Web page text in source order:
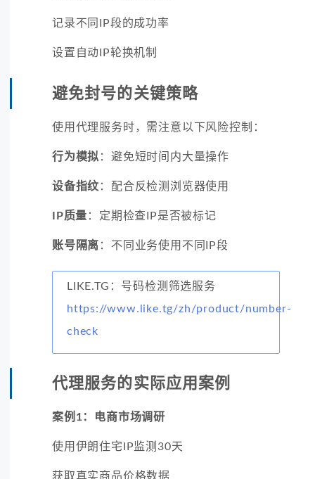
记录不同IP段的成功率
设置自动IP轮换机制
避免封号的关键策略
使用代理服务时，需注意以下风险控制：
行为模拟 ：避免短时间内大量操作
设备指纹 ：配合反检测浏览器使用
IP质量 ：定期检查IP是否被标记
账号隔离 ：不同业务使用不同IP段
LIKE.TG：号码检测筛选服务
https://www.like.tg/zh/product/number-
check
代理服务的实际应用案例
案例1：电商市场调研
使用伊朗住宅IP监测30天
获取真实商品价格数据